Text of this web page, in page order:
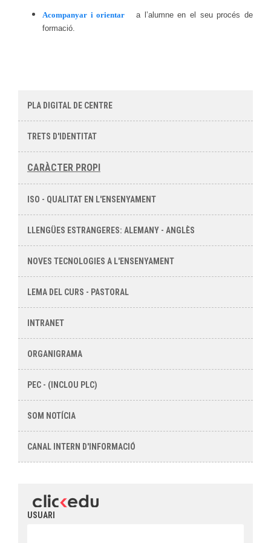
Acompanyar i orientar
a l’alumne en el seu procés de
formació.
PLA DIGITAL DE CENTRE
TRETS D'IDENTITAT
CARÀCTER PROPI
ISO - QUALITAT EN L'ENSENYAMENT
LLENGÜES ESTRANGERES: ALEMANY - ANGLÈS
NOVES TECNOLOGIES A L'ENSENYAMENT
LEMA DEL CURS - PASTORAL
INTRANET
ORGANIGRAMA
PEC - (INCLOU PLC)
SOM NOTÍCIA
CANAL INTERN D'INFORMACIÓ
USUARI